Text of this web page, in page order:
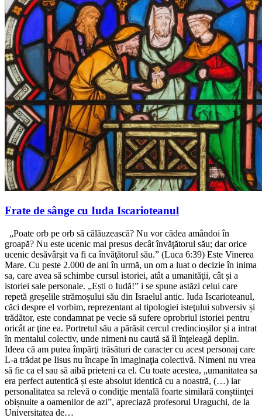
Frate de sânge cu Iuda Iscarioteanul
„Poate orb pe orb să călăuzească? Nu vor cădea amândoi în
groapă? Nu este ucenic mai presus decât învăţătorul său; dar orice
ucenic desăvârşit va fi ca învăţătorul său.” (Luca 6:39) Este Vinerea
Mare. Cu peste 2.000 de ani în urmă, un om a luat o decizie în inima
sa, care avea să schimbe cursul istoriei, atât a umanităţii, cât și a
istoriei sale personale. „Ești o Iudă!” i se spune astăzi celui care
repetă greșelile strămoșului său din Israelul antic. Iuda Iscarioteanul,
căci despre el vorbim, reprezentant al tipologiei isteţului subversiv și
trădător, este condamnat pe vecie să sufere oprobriul istoriei pentru
oricât ar ţine ea. Portretul său a părăsit cercul credincioșilor și a intrat
în mentalul colectiv, unde nimeni nu caută să îl înţeleagă deplin.
Ideea că am putea împărţi trăsături de caracter cu acest personaj care
L-a trădat pe Iisus nu încape în imaginaţia colectivă. Nimeni nu vrea
să fie ca el sau să aibă prieteni ca el. Cu toate acestea, „umanitatea sa
era perfect autentică și este absolut identică cu a noastră, (…) iar
personalitatea sa relevă o condiţie mentală foarte similară conștiinţei
obișnuite a oamenilor de azi”, apreciază profesorul Uraguchi, de la
Universitatea de…